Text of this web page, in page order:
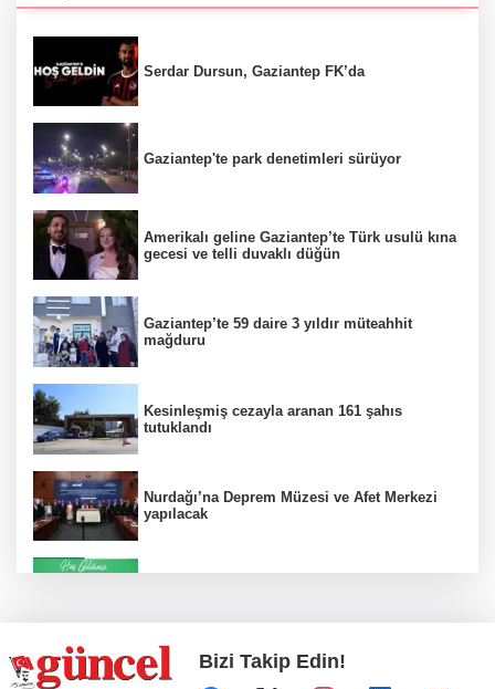
Serdar Dursun, Gaziantep FK’da
Gaziantep'te park denetimleri sürüyor
Amerikalı geline Gaziantep’te Türk usulü kına
gecesi ve telli duvaklı düğün
Gaziantep’te 59 daire 3 yıldır müteahhit
mağduru
Kesinleşmiş cezayla aranan 161 şahıs
tutuklandı
Nurdağı’na Deprem Müzesi ve Afet Merkezi
yapılacak
Koruma altındaki çocuklar sporla buluşuyor
Bizi Takip Edin!